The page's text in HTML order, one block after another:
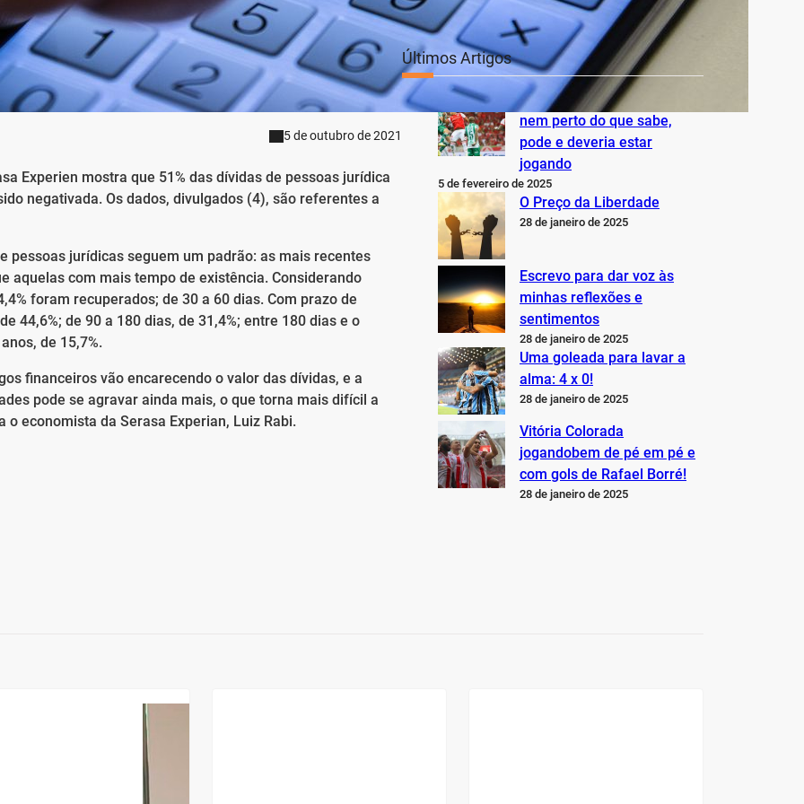
5 de outubro de 2021
Experien mostra que 51% das dívidas de pessoas jurídica
negativada. Os dados, divulgados (4), são referentes a
pessoas jurídicas seguem um padrão: as mais recentes
aquelas com mais tempo de existência. Considerando
foram recuperados; de 30 a 60 dias. Com prazo de
44,6%; de 90 a 180 dias, de 31,4%; entre 180 dias e o
de 15,7%.
financeiros vão encarecendo o valor das dívidas, e a
pode se agravar ainda mais, o que torna mais difícil a
economista da Serasa Experian, Luiz Rabi.
Últimos Artigos
O Inter não está jogando
nem perto do que sabe,
pode e deveria estar
jogando
5 de fevereiro de 2025
O Preço da Liberdade
28 de janeiro de 2025
Escrevo para dar voz às
minhas reflexões e
sentimentos
28 de janeiro de 2025
Uma goleada para lavar a
alma: 4 x 0!
28 de janeiro de 2025
Vitória Colorada
jogandobem de pé em pé e
com gols de Rafael Borré!
28 de janeiro de 2025